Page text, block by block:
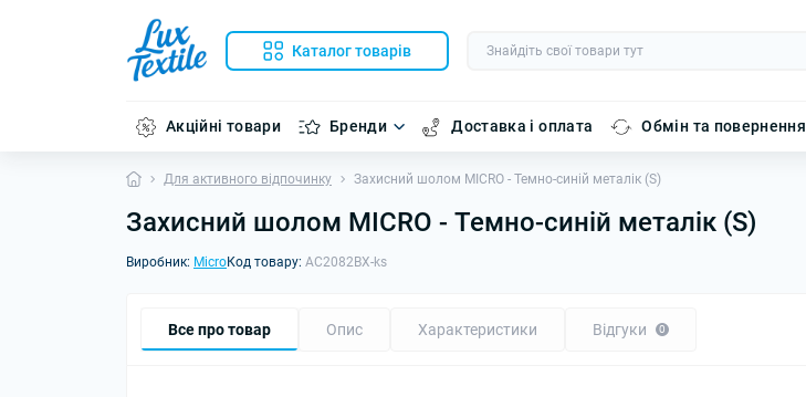
Каталог товарів
Акційні товари Бренди Доставка і оплата Обмін та повернення
Для активного відпочинку Захисний шолом MICRO - Темно-синій металік (S)
Захисний шолом MICRO - Темно-синій металік (S)
Виробник: MicroКод товару: AC2082BX-ks
Все про товар Опис Характеристики Відгуки 0